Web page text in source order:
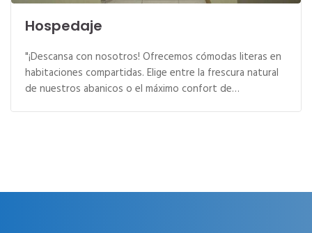
Hospedaje
"¡Descansa con nosotros! Ofrecemos cómodas literas en
habitaciones compartidas. Elige entre la frescura natural
de nuestros abanicos o el máximo confort de…